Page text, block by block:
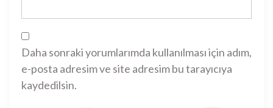
Daha sonraki yorumlarımda kullanılması için adım,
e-posta adresim ve site adresim bu tarayıcıya
kaydedilsin.